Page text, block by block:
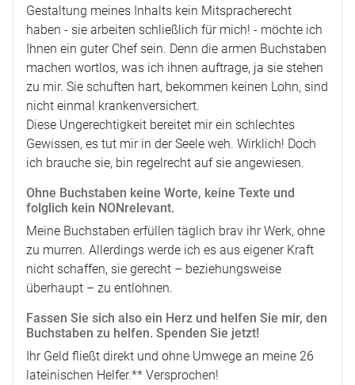
Gestaltung meines Inhalts kein Mitspracherecht
haben - sie arbeiten schließlich für mich! - möchte ich
Ihnen ein guter Chef sein. Denn die armen Buchstaben
machen wortlos, was ich ihnen auftrage, ja sie stehen
zu mir. Sie schuften hart, bekommen keinen Lohn, sind
nicht einmal krankenversichert.
Diese Ungerechtigkeit bereitet mir ein schlechtes
Gewissen, es tut mir in der Seele weh. Wirklich! Doch
ich brauche sie, bin regelrecht auf sie angewiesen.
Ohne Buchstaben keine Worte, keine Texte und
folglich kein NONrelevant.
Meine Buchstaben erfüllen täglich brav ihr Werk, ohne
zu murren. Allerdings werde ich es aus eigener Kraft
nicht schaffen, sie gerecht – beziehungsweise
überhaupt – zu entlohnen.
Fassen Sie sich also ein Herz und helfen Sie mir, den
Buchstaben zu helfen. Spenden Sie jetzt!
Ihr Geld fließt direkt und ohne Umwege an meine 26
lateinischen Helfer.** Versprochen!